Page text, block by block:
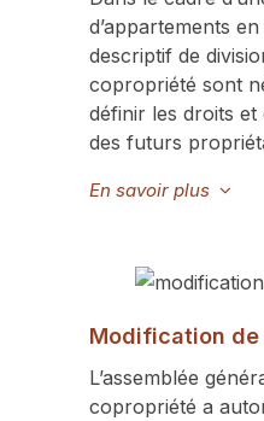
d’appartements
descriptif de
copropriété sont
définir les droits
des futurs
En savoir plus
Modification
L’assemblée
copropriété a